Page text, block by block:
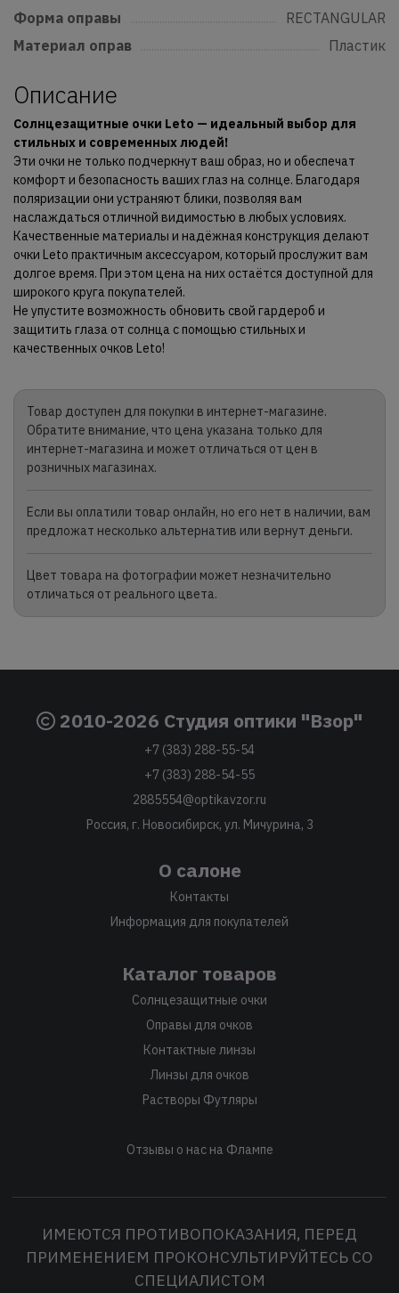
Форма оправы
RECTANGULAR
Материал оправ
Пластик
Описание
Солнцезащитные очки Leto — идеальный выбор для
стильных и современных людей!
Эти очки не только подчеркнут ваш образ, но и обеспечат
комфорт и безопасность ваших глаз на солнце. Благодаря
поляризации они устраняют блики, позволяя вам
наслаждаться отличной видимостью в любых условиях.
Качественные материалы и надёжная конструкция делают
очки Leto практичным аксессуаром, который прослужит вам
долгое время. При этом цена на них остаётся доступной для
широкого круга покупателей.
Не упустите возможность обновить свой гардероб и
защитить глаза от солнца с помощью стильных и
качественных очков Leto!
Товар доступен для покупки в интернет-магазине.
Обратите внимание, что цена указана только для
интернет-магазина и может отличаться от цен в
розничных магазинах.
Если вы оплатили товар онлайн, но его нет в наличии, вам
предложат несколько альтернатив или вернут деньги.
Цвет товара на фотографии может незначительно
отличаться от реального цвета.
2010-2026 Студия оптики "Взор"
+7 (383) 288-55-54
+7 (383) 288-54-55
2885554@optikavzor.ru
Россия, г. Новосибирск, ул. Мичурина, 3
О салоне
Контакты
Информация для покупателей
Каталог товаров
Солнцезащитные очки
Оправы для очков
Контактные линзы
Линзы для очков
Растворы Футляры
Отзывы о нас на Флампе
ИМЕЮТСЯ ПРОТИВОПОКАЗАНИЯ, ПЕРЕД
ПРИМЕНЕНИЕМ ПРОКОНСУЛЬТИРУЙТЕСЬ СО
СПЕЦИАЛИСТОМ